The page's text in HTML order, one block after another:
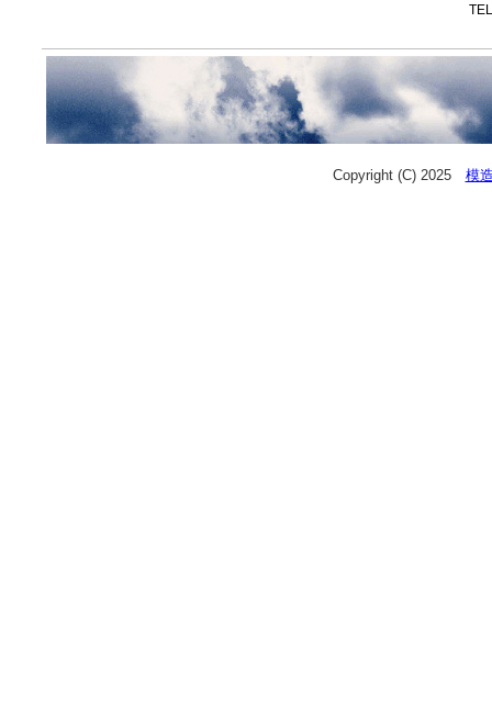
TEL
Copyright (C) 2025 模